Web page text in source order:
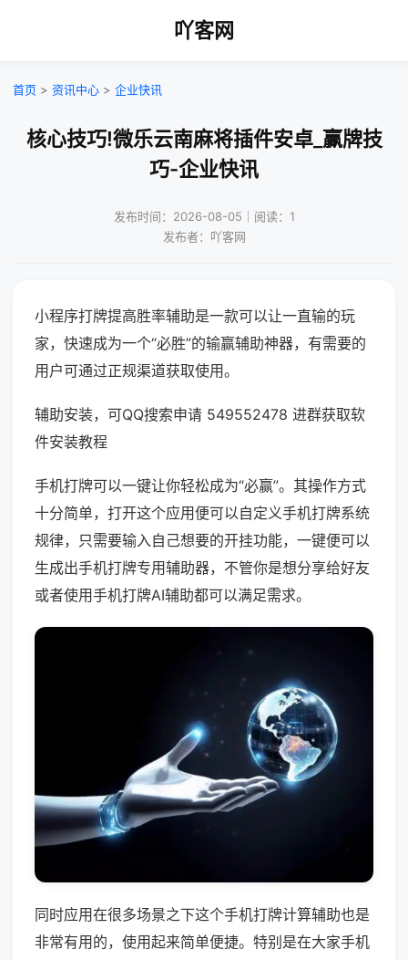
吖客网
首页 > 资讯中心 > 企业快讯
核心技巧!微乐云南麻将插件安卓_赢牌技
巧-企业快讯
发布时间：2026-08-05｜阅读：1
发布者：吖客网
小程序打牌提高胜率辅助是一款可以让一直输的玩
家，快速成为一个“必胜”的输赢辅助神器，有需要的
用户可通过正规渠道获取使用。
辅助安装，可QQ搜索申请 549552478 进群获取软
件安装教程
手机打牌可以一键让你轻松成为“必赢”。其操作方式
十分简单，打开这个应用便可以自定义手机打牌系统
规律，只需要输入自己想要的开挂功能，一键便可以
生成出手机打牌专用辅助器，不管你是想分享给好友
或者使用手机打牌AI辅助都可以满足需求。
同时应用在很多场景之下这个手机打牌计算辅助也是
非常有用的，使用起来简单便捷。特别是在大家手机